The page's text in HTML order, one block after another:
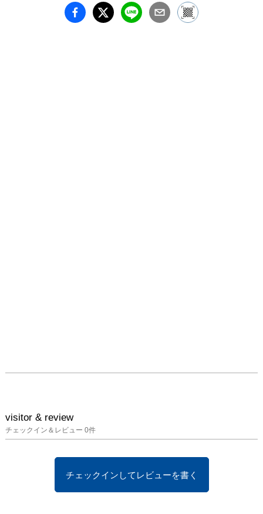
visitor & review
チェックイン＆レビュー 0件
チェックインしてレビューを書く